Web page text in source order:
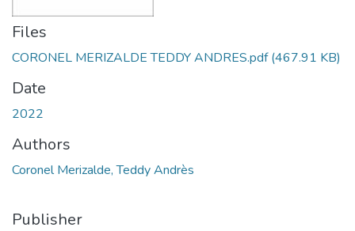
Files
CORONEL MERIZALDE TEDDY ANDRES.pdf(467.91 KB)
Date
2022
Authors
Coronel Merizalde, Teddy Andrès
Publisher